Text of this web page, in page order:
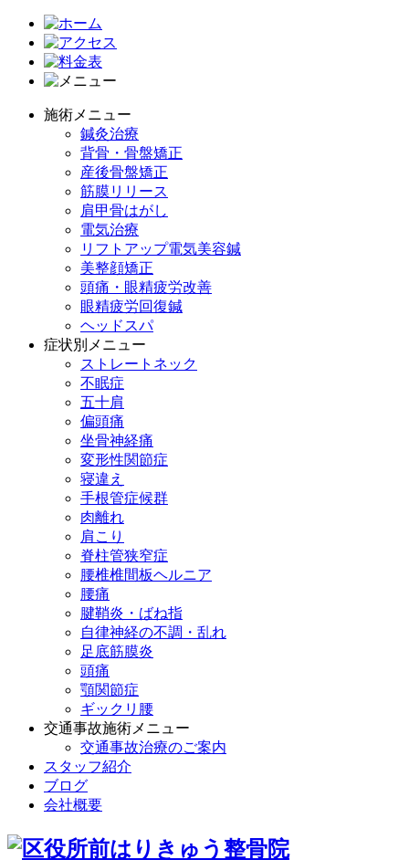
施術メニュー
鍼灸治療
背骨・骨盤矯正
産後骨盤矯正
筋膜リリース
肩甲骨はがし
電気治療
リフトアップ電気美容鍼
美整顔矯正
頭痛・眼精疲労改善
眼精疲労回復鍼
ヘッドスパ
症状別メニュー
ストレートネック
不眠症
五十肩
偏頭痛
坐骨神経痛
変形性関節症
寝違え
手根管症候群
肉離れ
肩こり
脊柱管狭窄症
腰椎椎間板ヘルニア
腰痛
腱鞘炎・ばね指
自律神経の不調・乱れ
足底筋膜炎
頭痛
顎関節症
ギックリ腰
交通事故施術メニュー
交通事故治療のご案内
スタッフ紹介
ブログ
会社概要